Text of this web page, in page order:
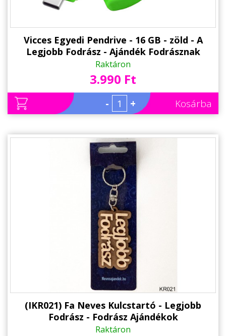
Családtagoknak
Barátnak/Barátnőnek
Névnapi ajándékok
Vicces Egyedi Pendrive - 16 GB - zöld - A
Legjobb Fodrász - Ajándék Fodrásznak
Raktáron
3.990 Ft
- + Kosárba
(IKR021) Fa Neves Kulcstartó - Legjobb
Fodrász - Fodrász Ajándékok
Raktáron